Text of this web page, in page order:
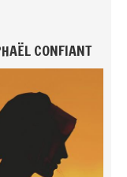
CONFIANT